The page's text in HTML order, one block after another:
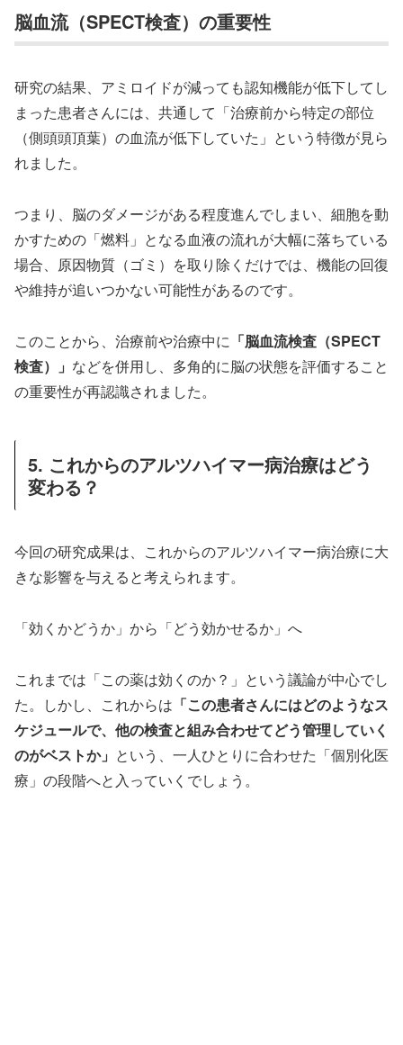
脳血流（SPECT検査）の重要性
研究の結果、アミロイドが減っても認知機能が低下してし
まった患者さんには、共通して「治療前から特定の部位
（側頭頭頂葉）の血流が低下していた」という特徴が見ら
れました。
つまり、脳のダメージがある程度進んでしまい、細胞を動
かすための「燃料」となる血液の流れが大幅に落ちている
場合、原因物質（ゴミ）を取り除くだけでは、機能の回復
や維持が追いつかない可能性があるのです。
このことから、治療前や治療中に 「脳血流検査（SPECT
検査）」 などを併用し、多角的に脳の状態を評価すること
の重要性が再認識されました。
5. これからのアルツハイマー病治療はどう
変わる？
今回の研究成果は、これからのアルツハイマー病治療に大
きな影響を与えると考えられます。
「効くかどうか」から「どう効かせるか」へ
これまでは「この薬は効くのか？」という議論が中心でし
た。しかし、これからは 「この患者さんにはどのようなス
ケジュールで、他の検査と組み合わせてどう管理していく
のがベストか」 という、一人ひとりに合わせた「個別化医
療」の段階へと入っていくでしょう。